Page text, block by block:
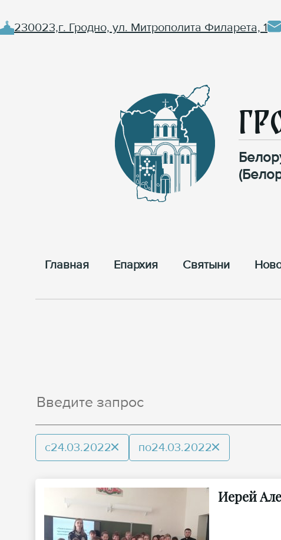
230023,г. Гродно, ул. Митрополита Филарета, 1
Главная Епархия Cвятыни
с24.03.2022 по24.03.2022
Иерей